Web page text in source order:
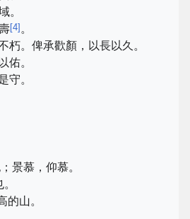
。
[4] 。
朽。俾承歡顏，以長以久。
佑。
守。
景慕，仰慕。
的山。